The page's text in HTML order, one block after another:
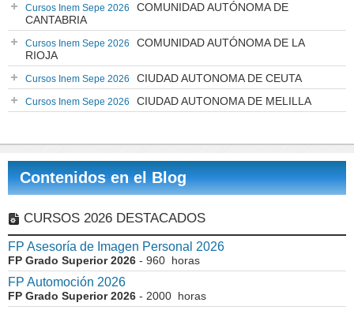
Cursos Inem Sepe 2026
COMUNIDAD AUTÓNOMA DE
CANTABRIA
Cursos Inem Sepe 2026
COMUNIDAD AUTÓNOMA DE LA
RIOJA
Cursos Inem Sepe 2026 CIUDAD AUTONOMA DE CEUTA
Cursos Inem Sepe 2026 CIUDAD AUTONOMA DE MELILLA
Contenidos en el Blog
CURSOS 2026 DESTACADOS
FP Asesoría de Imagen Personal 2026
FP Grado Superior 2026 - 960 horas
FP Automoción 2026
FP Grado Superior 2026 - 2000 horas